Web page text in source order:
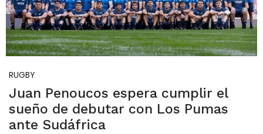
RUGBY
Juan Penoucos espera cumplir el
sueño de debutar con Los Pumas
ante Sudáfrica